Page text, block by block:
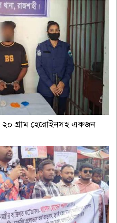
২০ গ্রাম হেরোইনসহ একজন